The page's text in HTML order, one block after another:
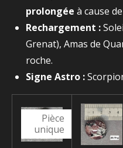
prolongée à cause
Rechargement :
Grenat), Amas de
roche.
Signe Astro :
Pièce
unique